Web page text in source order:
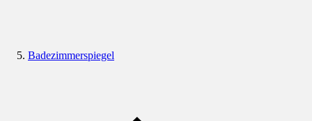
Badezimmerspiegel